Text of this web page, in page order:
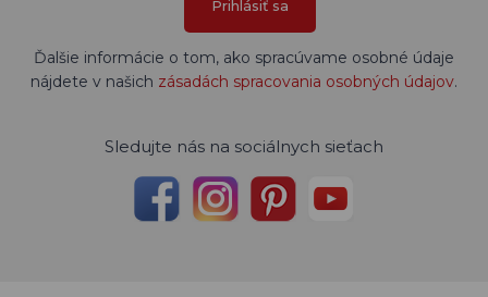
Prihlásiť sa
Ďalšie informácie o tom, ako spracúvame osobné údaje
nájdete v našich zásadách spracovania osobných údajov.
Sledujte nás na sociálnych sieťach